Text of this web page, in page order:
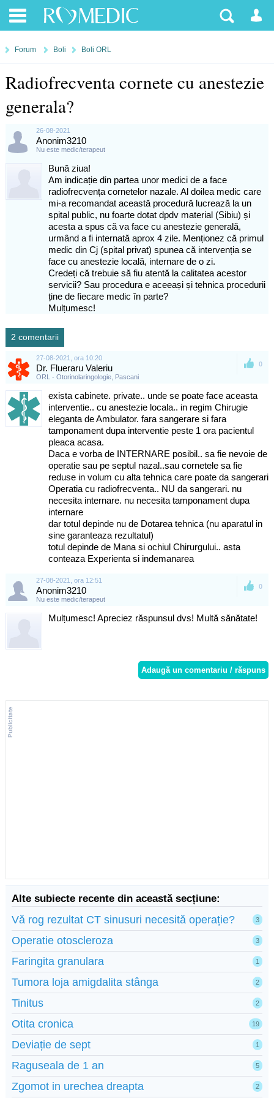
Forum Boli Boli ORL
Radiofrecventa cornete cu anestezie
generala?
26-08-2021
Anonim3210
Nu este medic/terapeut
Bună ziua!
Am indicație din partea unor medici de a face
radiofrecvența cornetelor nazale. Al doilea medic care
mi-a recomandat această procedură lucrează la un
spital public, nu foarte dotat dpdv material (Sibiu) și
acesta a spus că va face cu anestezie generală,
urmând a fi internată aprox 4 zile. Menționez că primul
medic din Cj (spital privat) spunea că intervenția se
face cu anestezie locală, internare de o zi.
Credeți că trebuie să fiu atentă la calitatea acestor
servicii? Sau procedura e aceeași și tehnica procedurii
ține de fiecare medic în parte?
Mulțumesc!
2 comentarii
0
27-08-2021, ora 10:20
Dr. Flueraru Valeriu
ORL - Otorinolaringologie, Pascani
exista cabinete. private.. unde se poate face aceasta
interventie.. cu anestezie locala.. in regim Chirugie
eleganta de Ambulator. fara sangerare si fara
tamponament dupa interventie peste 1 ora pacientul
pleaca acasa.
Daca e vorba de INTERNARE posibil.. sa fie nevoie de
operatie sau pe septul nazal..sau cornetele sa fie
reduse in volum cu alta tehnica care poate da sangerari
Operatia cu radiofrecventa.. NU da sangerari. nu
necesita internare. nu necesita tamponament dupa
internare
dar totul depinde nu de Dotarea tehnica (nu aparatul in
sine garanteaza rezultatul)
totul depinde de Mana si ochiul Chirurgului.. asta
conteaza Experienta si indemanarea
0
27-08-2021, ora 12:51
Anonim3210
Nu este medic/terapeut
Mulțumesc! Apreciez răspunsul dvs! Multă sănătate!
Adaugă un comentariu / răspuns
Alte subiecte recente din această secțiune:
3
Vă rog rezultat CT sinusuri necesită operație?
3
Operatie otoscleroza
1
Faringita granulara
2
Tumora loja amigdalita stânga
2
Tinitus
19
Otita cronica
1
Deviație de sept
5
Raguseala de 1 an
2
Zgomot in urechea dreapta